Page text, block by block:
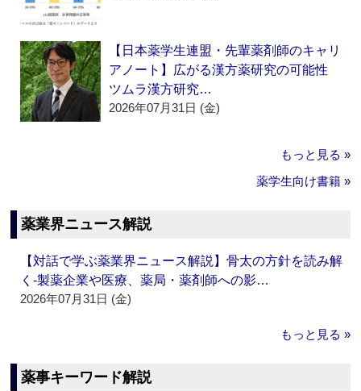
【日本薬学生連盟・先輩薬剤師のキャリ
アノート】広がる漢方薬研究の可能性
ツムラ漢方研究…
2026年07月31日 (金)
もっと見る »
薬学生向け書籍 »
薬業界ニュース解説
【対話で学ぶ薬業界ニュース解説】骨太の方針を読み解
く‐製薬企業や医療、薬局・薬剤師への影…
2026年07月31日 (金)
もっと見る »
薬事キーワード解説